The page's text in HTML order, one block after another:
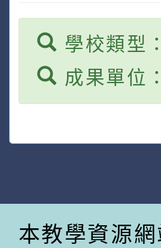
學校類型
成果單位
本教學資源